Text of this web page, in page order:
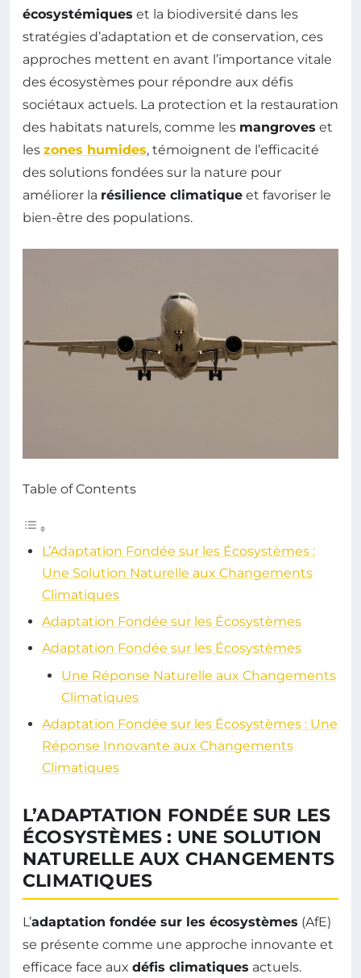
écosystémiques et la biodiversité dans les
stratégies d’adaptation et de conservation, ces
approches mettent en avant l’importance vitale
des écosystèmes pour répondre aux défis
sociétaux actuels. La protection et la restauration
des habitats naturels, comme les mangroves et
les zones humides, témoignent de l’efficacité
des solutions fondées sur la nature pour
améliorer la résilience climatique et favoriser le
bien-être des populations.
Table of Contents
L’Adaptation Fondée sur les Écosystèmes :
Une Solution Naturelle aux Changements
Climatiques
Adaptation Fondée sur les Écosystèmes
Adaptation Fondée sur les Écosystèmes
Une Réponse Naturelle aux Changements
Climatiques
Adaptation Fondée sur les Écosystèmes : Une
Réponse Innovante aux Changements
Climatiques
L’ADAPTATION FONDÉE SUR LES
ÉCOSYSTÈMES : UNE SOLUTION
NATURELLE AUX CHANGEMENTS
CLIMATIQUES
L’adaptation fondée sur les écosystèmes (AfE)
se présente comme une approche innovante et
efficace face aux défis climatiques actuels.